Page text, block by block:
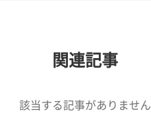
関連記事
該当する記事がありません